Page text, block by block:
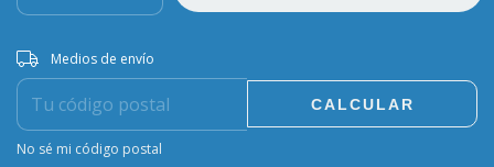
Entregas para el CP:
Medios de envío
CALCULAR
No sé mi código postal